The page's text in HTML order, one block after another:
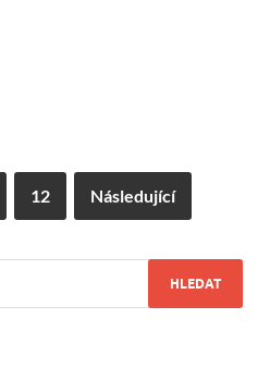
12 Následující